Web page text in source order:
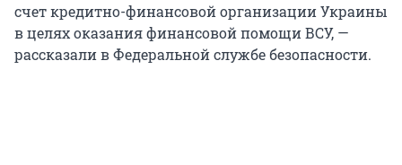
счет кредитно-финансовой организации Украины
в целях оказания финансовой помощи ВСУ, —
рассказали в Федеральной службе безопасности.